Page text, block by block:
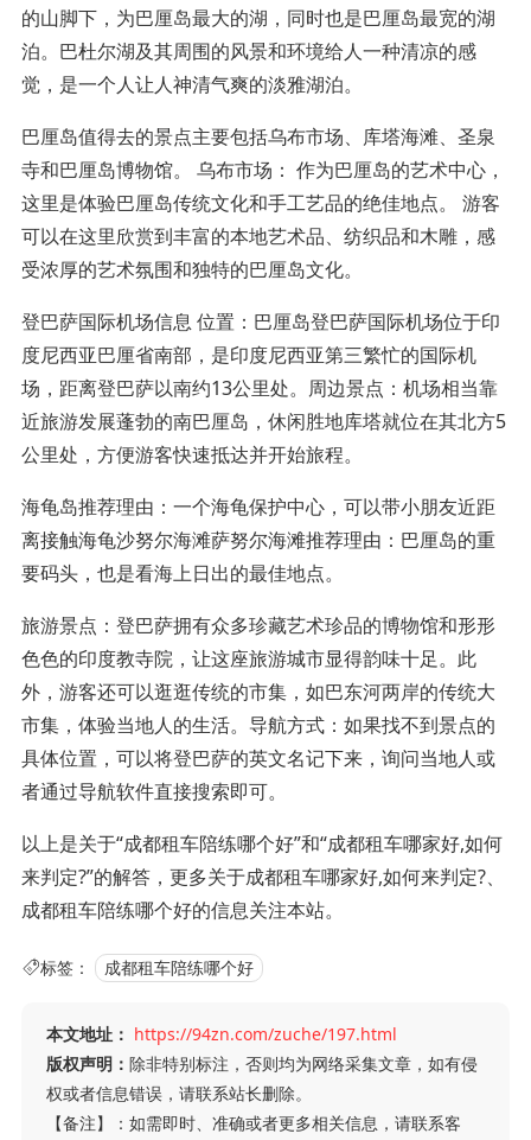
的山脚下，为巴厘岛最大的湖，同时也是巴厘岛最宽的湖
泊。巴杜尔湖及其周围的风景和环境给人一种清凉的感
觉，是一个人让人神清气爽的淡雅湖泊。
巴厘岛值得去的景点主要包括乌布市场、库塔海滩、圣泉
寺和巴厘岛博物馆。 乌布市场： 作为巴厘岛的艺术中心，
这里是体验巴厘岛传统文化和手工艺品的绝佳地点。 游客
可以在这里欣赏到丰富的本地艺术品、纺织品和木雕，感
受浓厚的艺术氛围和独特的巴厘岛文化。
登巴萨国际机场信息 位置：巴厘岛登巴萨国际机场位于印
度尼西亚巴厘省南部，是印度尼西亚第三繁忙的国际机
场，距离登巴萨以南约13公里处。周边景点：机场相当靠
近旅游发展蓬勃的南巴厘岛，休闲胜地库塔就位在其北方5
公里处，方便游客快速抵达并开始旅程。
海龟岛推荐理由：一个海龟保护中心，可以带小朋友近距
离接触海龟沙努尔海滩萨努尔海滩推荐理由：巴厘岛的重
要码头，也是看海上日出的最佳地点。
旅游景点：登巴萨拥有众多珍藏艺术珍品的博物馆和形形
色色的印度教寺院，让这座旅游城市显得韵味十足。此
外，游客还可以逛逛传统的市集，如巴东河两岸的传统大
市集，体验当地人的生活。导航方式：如果找不到景点的
具体位置，可以将登巴萨的英文名记下来，询问当地人或
者通过导航软件直接搜索即可。
以上是关于“成都租车陪练哪个好”和“成都租车哪家好,如何
来判定?”的解答，更多关于成都租车哪家好,如何来判定?、
成都租车陪练哪个好的信息关注本站。
标签： 成都租车陪练哪个好
本文地址： https://94zn.com/zuche/197.html
版权声明： 除非特别标注，否则均为网络采集文章，如有侵
权或者信息错误，请联系站长删除。
【备注】：如需即时、准确或者更多相关信息，请联系客